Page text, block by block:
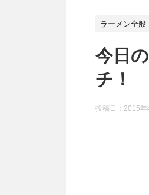
ラーメン全般
今日
チ！
投稿日：2015年